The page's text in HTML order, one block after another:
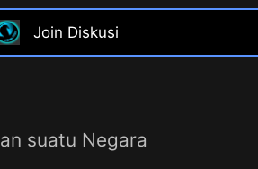
Join Diskusi
suatu Negara